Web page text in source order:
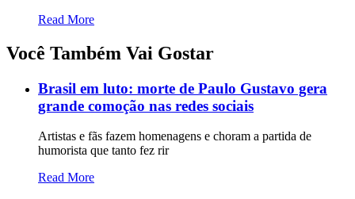
Read More
Você Também Vai Gostar
Brasil em luto: morte de Paulo Gustavo gera
grande comoção nas redes sociais
Artistas e fãs fazem homenagens e choram a partida de
humorista que tanto fez rir
Read More